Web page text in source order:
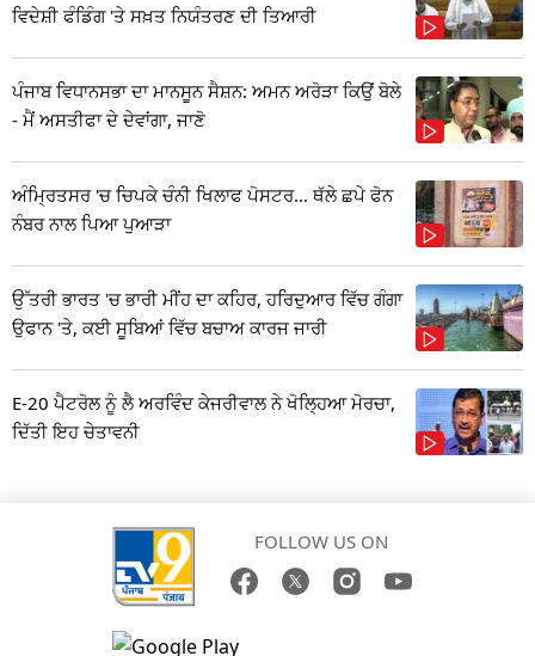
ਵਿਦੇਸ਼ੀ ਫੰਡਿੰਗ 'ਤੇ ਸਖ਼ਤ ਨਿਯੰਤਰਣ ਦੀ ਤਿਆਰੀ
ਪੰਜਾਬ ਵਿਧਾਨਸਭਾ ਦਾ ਮਾਨਸੂਨ ਸੈਸ਼ਨ: ਅਮਨ ਅਰੋੜਾ ਕਿਉਂ ਬੋਲੇ
- ਮੈਂ ਅਸਤੀਫਾ ਦੇ ਦੇਵਾਂਗਾ, ਜਾਣੋ
ਅੰਮ੍ਰਿਤਸਰ 'ਚ ਚਿਪਕੇ ਚੰਨੀ ਖਿਲਾਫ ਪੋਸਟਰ... ਥੱਲੇ ਛਪੇ ਫੋਨ
ਨੰਬਰ ਨਾਲ ਪਿਆ ਪੁਆੜਾ
ਉੱਤਰੀ ਭਾਰਤ 'ਚ ਭਾਰੀ ਮੀਂਹ ਦਾ ਕਹਿਰ, ਹਰਿਦੁਆਰ ਵਿੱਚ ਗੰਗਾ
ਉਫਾਨ 'ਤੇ, ਕਈ ਸੂਬਿਆਂ ਵਿੱਚ ਬਚਾਅ ਕਾਰਜ ਜਾਰੀ
E-20 ਪੈਟਰੋਲ ਨੂੰ ਲੈ ਅਰਵਿੰਦ ਕੇਜਰੀਵਾਲ ਨੇ ਖੋਲ੍ਹਿਆ ਮੋਰਚਾ,
ਦਿੱਤੀ ਇਹ ਚੇਤਾਵਨੀ
FOLLOW US ON